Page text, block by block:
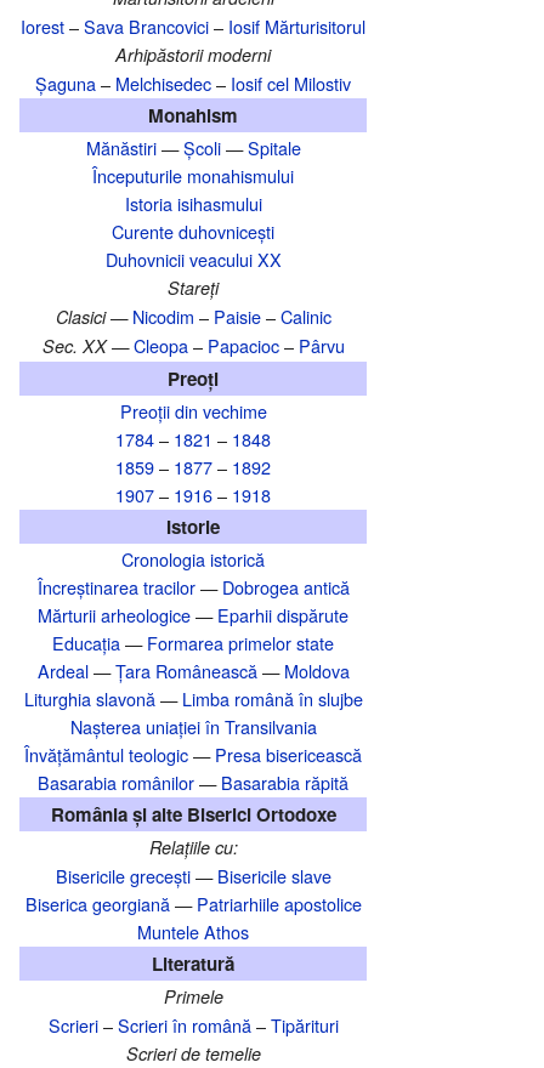
Iorest–Sava Brancovici– Iosif Mărturisitorul
Arhipăstorii moderni
Șaguna– Melchisedec– Iosif cel Milostiv
Monahism
Mănăstiri—Școli—Spitale
Începuturile monahismului
Istoria isihasmului
Curente duhovnicești
Duhovnicii veacului XX
Stareți
Clasici — Nicodim – Paisie–Calinic
Sec. XX — Cleopa– Papacioc– Pârvu
Preoți
Preoții din vechime
1784– 1821 – 1848
1859– 1877– 1892
1907– 1916– 1918
Istorie
Cronologia istorică
Încreștinarea tracilor—Dobrogea antică
Mărturii arheologice—Eparhii dispărute
Educația—Formarea primelor state
Ardeal—Țara Românească—Moldova
Liturghia slavonă—Limba română în slujbe
Nașterea uniației în Transilvania‎
Învățământul teologic—Presa bisericească
Basarabia românilor—Basarabia răpită
România și alte Biserici Ortodoxe
Relațiile cu:
Bisericile grecești—Bisericile slave
Biserica georgiană—Patriarhiile apostolice
Muntele Athos
Literatură
Primele
Scrieri–Scrieri în română–Tipărituri
Scrieri de temelie